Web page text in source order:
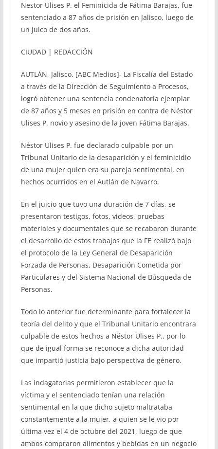
Nestor Ulises P. el Feminicida de Fátima Barajas, fue
sentenciado a 87 años de prisión en Jalisco, luego de
un juico de dos años.
CIUDAD | REDACCIÓN
AUTLÁN, Jalisco. [ABC Medios]- La Fiscalía del Estado
a través de la Dirección de Seguimiento a Procesos,
logró obtener una sentencia condenatoria ejemplar
de 87 años y 5 meses en prisión en contra de Néstor
Ulises P. novio y asesino de la joven Fátima Barajas.
Néstor Ulises P. fue declarado culpable por un
Tribunal Unitario de la desaparición y el feminicidio
de una mujer quien era su pareja sentimental, en
hechos ocurridos en el Autlán de Navarro.
En el juicio que tuvo una duración de 7 días, se
presentaron testigos, fotos, videos, pruebas
materiales y documentales que se recabaron durante
el desarrollo de estos trabajos que la FE realizó bajo
el protocolo de la Ley General de Desaparición
Forzada de Personas, Desaparición Cometida por
Particulares y del Sistema Nacional de Búsqueda de
Personas.
Todo lo anterior fue determinante para fortalecer la
teoría del delito y que el Tribunal Unitario encontrara
culpable de estos hechos a Néstor Ulises P., por lo
que de igual forma se reconoce a dicha autoridad
que impartió justicia bajo perspectiva de género.
Las indagatorias permitieron establecer que la
víctima y el sentenciado tenían una relación
sentimental en la que dicho sujeto maltrataba
constantemente a la mujer, a quien se le vio por
última vez el 4 de octubre del 2021, luego de que
ambos compraron alimentos y bebidas en un negocio